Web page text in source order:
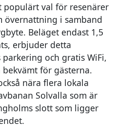
populärt val för resenärer
övernattning i samband
Beläget endast 1,5
erbjuder detta
och gratis WiFi,
för gästerna.
nära flera lokala
Solvalla som är
slott som ligger